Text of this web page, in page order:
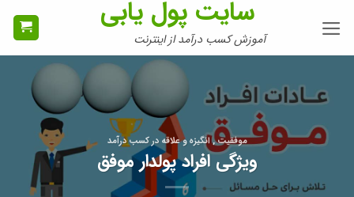
سایت پول یابی
آموزش کسب درآمد از اینترنت
موفقیت , انگیزه و علاقه در کسب درآمد
ویژگی افراد پولدار موفق